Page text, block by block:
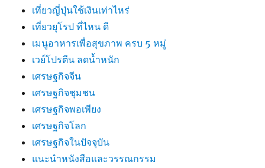
เที่ยวญี่ปุ่นใช้เงินเท่าไหร่
เที่ยวยุโรป ที่ไหน ดี
เมนูอาหารเพื่อสุขภาพ ครบ 5 หมู่
เวย์โปรตีน ลดน้ำหนัก
เศรษฐกิจจีน
เศรษฐกิจชุมชน
เศรษฐกิจพอเพียง
เศรษฐกิจโลก
เศรษฐกิจในปัจจุบัน
แนะนำหนังสือและวรรณกรรม